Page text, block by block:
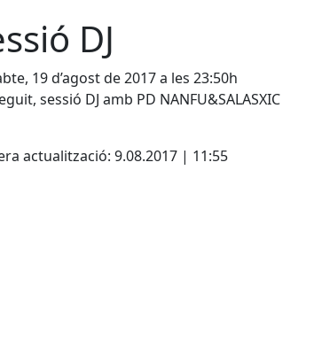
DJ
19 d’agost de 2017 a les 23:50h
sessió DJ amb PD NANFU&SALASXIC
actualització: 9.08.2017 | 11:55